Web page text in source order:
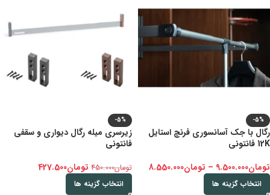
-5%
رگال با جک آسانسوری فرنچ استایل
12K فانتونی
تومان9.500.000
– تومان8.550.000
انتخاب گزینه ها
-5%
زیرسری میله رگال دیواری و سقفی
فانتونی
تومان450.000 تومان427.500
انتخاب گزینه ها